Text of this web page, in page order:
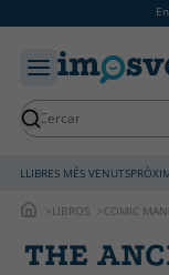
LLIBRES MÉS VENUTS
LIBROS COMIC
THE